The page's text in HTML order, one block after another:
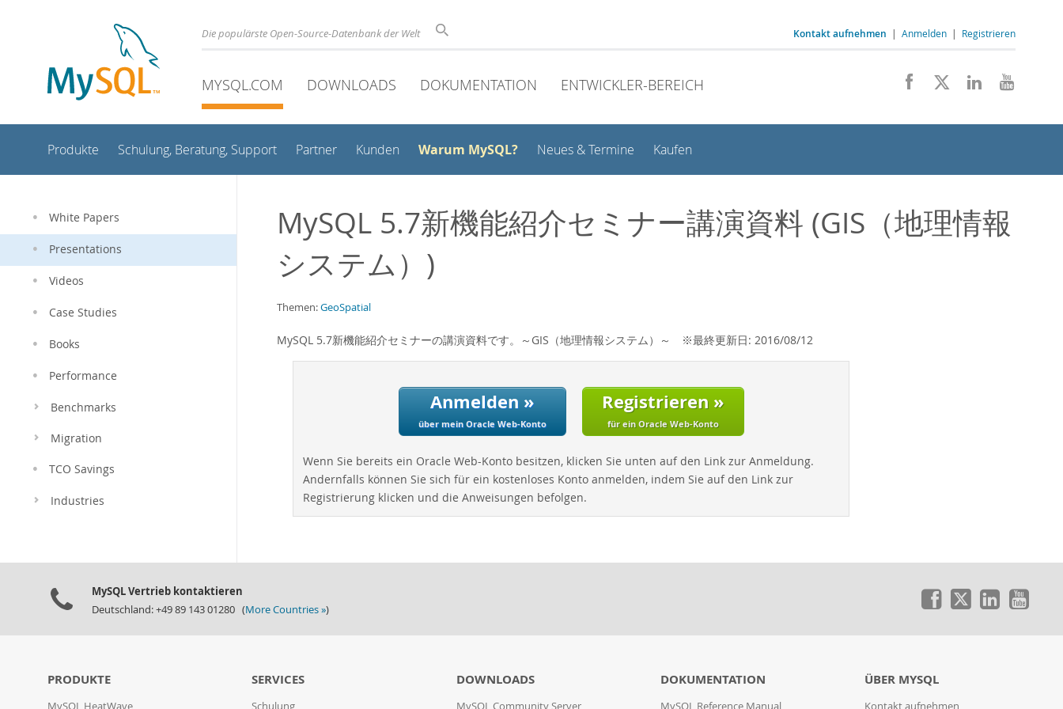
Die populärste Open-Source-Datenbank der Welt Kontakt aufnehmen | Anmelden | Registrieren
MYSQL.COM DOWNLOADS DOKUMENTATION ENTWICKLER-BEREICH
Produkte Schulung, Beratung, Support Partner Kunden Warum MySQL? Neues & Termine Kaufen
White Papers
Presentations
Videos
Case Studies
Books
Performance
Benchmarks
Migration
TCO Savings
Industries
MySQL 5.7新機能紹介セミナー講演資料 (GIS（地理情報
システム）)
Themen:GeoSpatial
MySQL 5.7新機能紹介セミナーの講演資料です。～GIS（地理情報システム）～ ※最終更新日: 2016/08/12
Anmelden »
über mein Oracle Web-Konto
Registrieren »
für ein Oracle Web-Konto
Wenn Sie bereits ein Oracle Web-Konto besitzen, klicken Sie unten auf den Link zur Anmeldung.
Andernfalls können Sie sich für ein kostenloses Konto anmelden, indem Sie auf den Link zur
Registrierung klicken und die Anweisungen befolgen.
MySQL Vertrieb kontaktieren
Deutschland: +49 89 143 01280 (More Countries »)
PRODUKTE
MySQL HeatWave
SERVICES
Schulung
DOWNLOADS
MySQL Community Server
DOKUMENTATION
MySQL Reference Manual
ÜBER MYSQL
Kontakt aufnehmen